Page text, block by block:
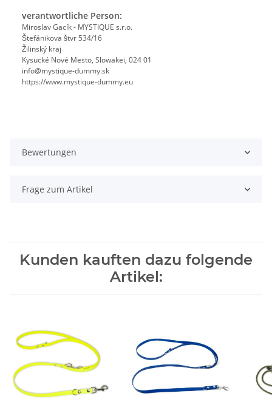
verantwortliche Person:
Miroslav Gacík - MYSTIQUE s.r.o.
Štefánikova štvr 534/16
Žilinský kraj
Kysucké Nové Mesto, Slowakei, 024 01
info@mystique-dummy.sk
https://www.mystique-dummy.eu
Bewertungen
Frage zum Artikel
Kunden kauften dazu folgende
Artikel: